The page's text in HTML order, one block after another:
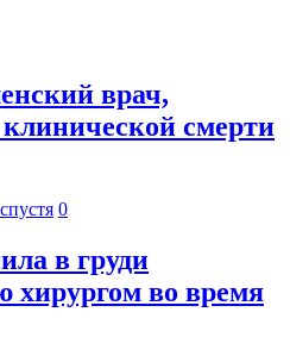
врач,
смерти
0
в груди
хирургом во время